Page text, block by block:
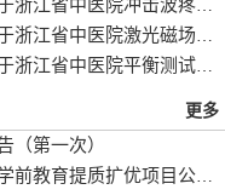
疼痛治疗仪项目中标(成交)结果公告
场理疗仪项目中标(成交)结果公告
及训练系统项目中标(成交)结果公告
更多
（第一次）
育提质扩优项目公开招标